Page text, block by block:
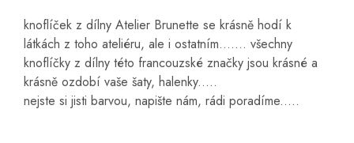
knoflíček z dílny Atelier Brunette se krásně hodí k
látkách z toho ateliéru, ale i ostatním....... všechny
knoflíčky z dílny této francouzské značky jsou krásné a
krásně ozdobí vaše šaty, halenky.....
nejste si jisti barvou, napište nám, rádi poradíme.....